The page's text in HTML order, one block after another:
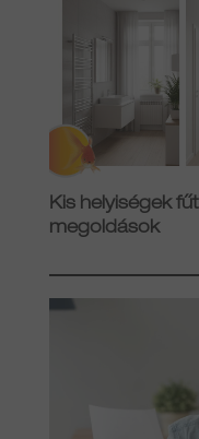
Kis helyiségek
megoldások